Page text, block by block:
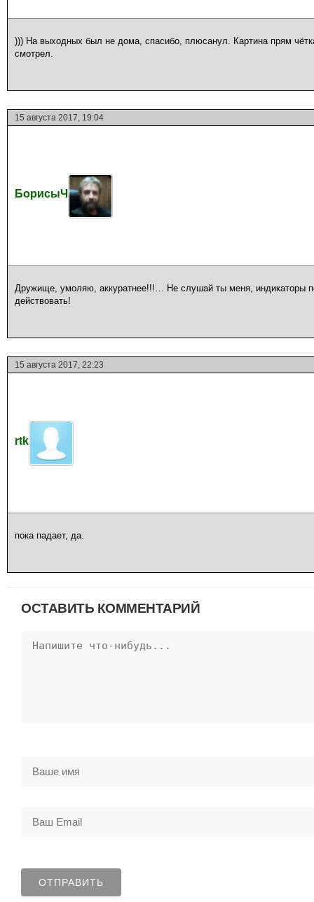
))) На выходных был не дома, спасибо, плюсанул. Картина прям
смотрел.
15 августа 2017, 19:04
БорисыЧ
Дружище, умоляю, аккуратнее!!!… Не слушай ты меня, индикаторы
действовать!
15 августа 2017, 22:23
rtk
пока падает, да.
ОСТАВИТЬ КОММЕНТАРИЙ